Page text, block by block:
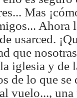
Mas
Ahora
usarced.
que
iglesia y de
de lo que se
vuelo..., una